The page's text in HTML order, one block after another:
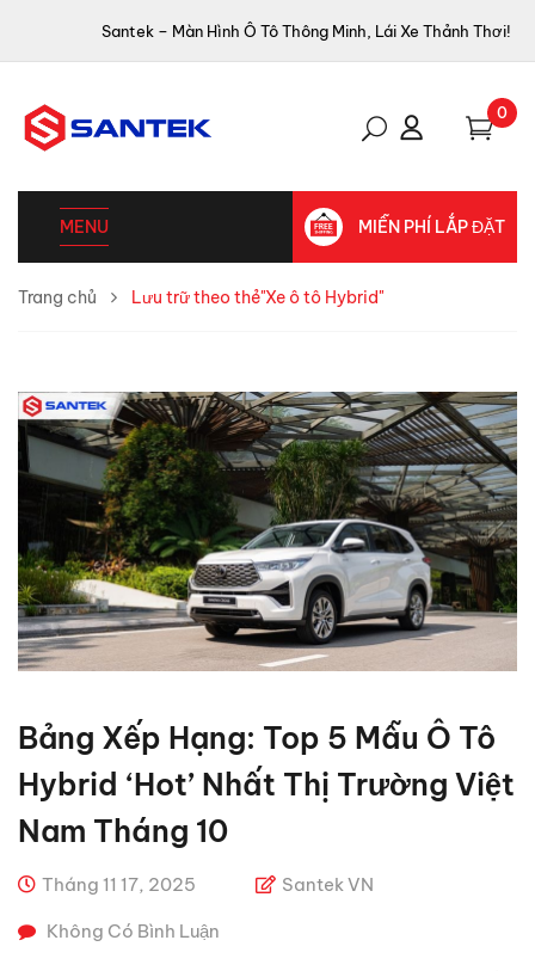
Santek – Màn Hình Ô Tô Thông Minh, Lái Xe Thảnh Thơi!
0
MENU MIỄN PHÍ LẮP ĐẶT
Trang chủ Lưu trữ theo thẻ"Xe ô tô Hybrid"
Bảng Xếp Hạng: Top 5 Mẫu Ô Tô
Hybrid ‘hot’ Nhất Thị Trường Việt
Nam Tháng 10
Tháng 11 17, 2025 Santek VN
Không Có Bình Luận